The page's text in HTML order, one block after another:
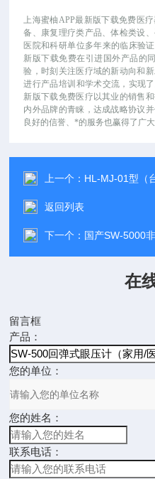
上海蜜柚APP最新版下载免费医
备、康复理疗类产品、体检类设
医院和科研单位多年来的临床验
新版下载免费在引进国外产品的
验，时刻关注医疗域的新动向和
进行产品培训和学术交流，实现
新版下载免费医疗以其业的销售
内外品牌的青睐，达成战略协议
良好的信誉、*的服务也赢得了广
上一个： HL-MJ-01型（
返回列表
下一个： 国产SW-5000
在
留言框
产品：
您的单位：
您的姓名：
联系电话：